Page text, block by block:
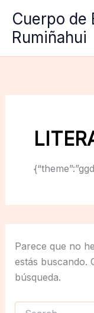
contenido
Cuerpo de
Rumiñahui
Parece que no
estás buscando.
búsqueda.
Buscar